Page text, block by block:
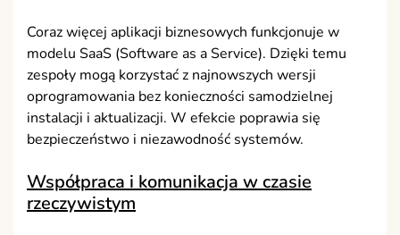
Coraz więcej aplikacji biznesowych funkcjonuje w
modelu SaaS (Software as a Service). Dzięki temu
zespoły mogą korzystać z najnowszych wersji
oprogramowania bez konieczności samodzielnej
instalacji i aktualizacji. W efekcie poprawia się
bezpieczeństwo i niezawodność systemów.
Współpraca i komunikacja w czasie
rzeczywistym